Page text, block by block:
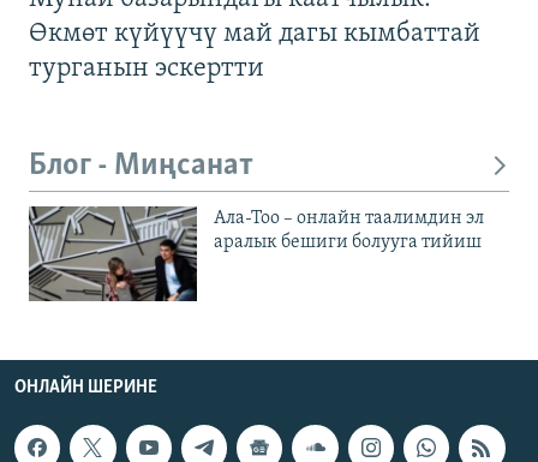
Өкмөт күйүүчү май дагы кымбаттай
турганын эскертти
Блог - Миңсанат
Ала-Тоо – онлайн таалимдин эл
аралык бешиги болууга тийиш
ОНЛАЙН ШЕРИНЕ